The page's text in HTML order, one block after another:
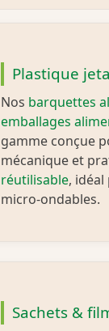
Plastique
Nos barquettes
emballages
gamme conçue
mécanique et
réutilisable,
micro‑ondables.
Sachets &